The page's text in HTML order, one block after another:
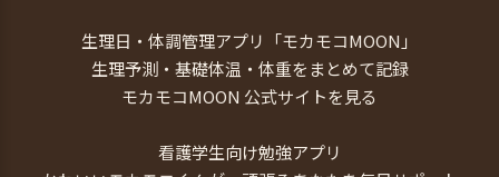
生理日・体調管理アプリ「モカモコMOON」
生理予測・基礎体温・体重をまとめて記録
モカモコMOON 公式サイトを見る
看護学生向け勉強アプリ